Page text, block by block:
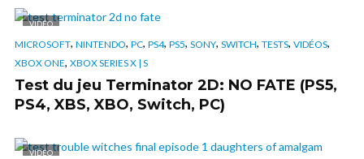
VIDÉO
MICROSOFT, NINTENDO, PC, PS4, PS5, SONY, SWITCH, TESTS, VIDÉOS,
XBOX ONE, XBOX SERIES X | S
Test du jeu Terminator 2D: NO FATE (PS5,
PS4, XBS, XBO, Switch, PC)
VIDÉO